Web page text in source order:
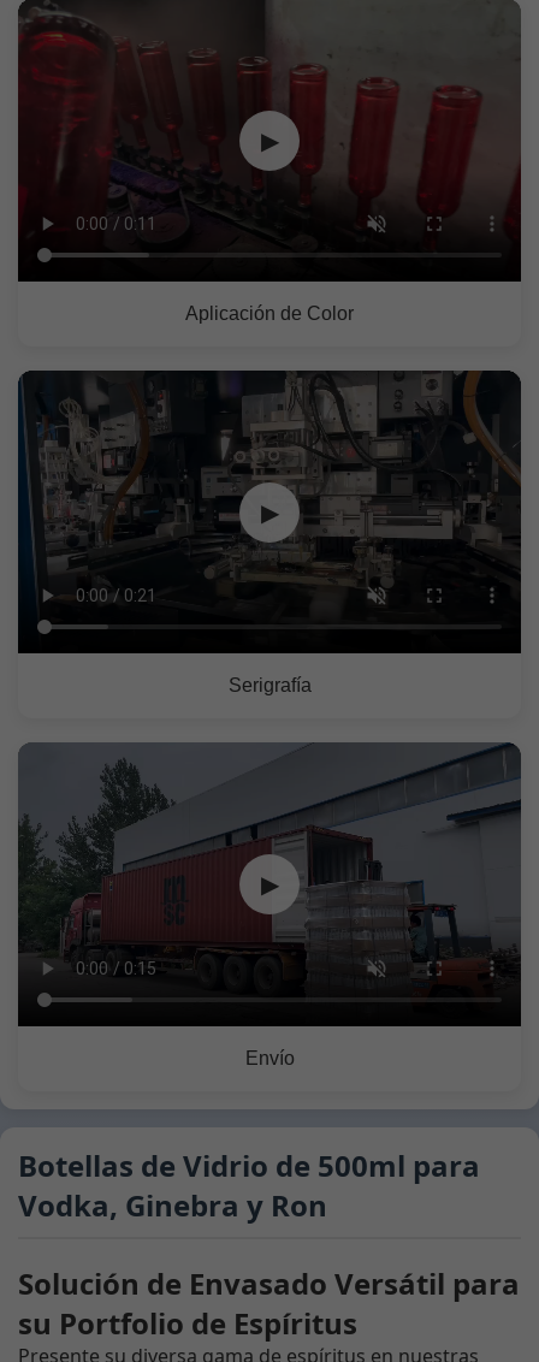
▶
Aplicación de Color
▶
Serigrafía
▶
Envío
Botellas de Vidrio de 500ml para
Vodka, Ginebra y Ron
Solución de Envasado Versátil para
su Portfolio de Espíritus
Presente su diversa gama de espíritus en nuestras